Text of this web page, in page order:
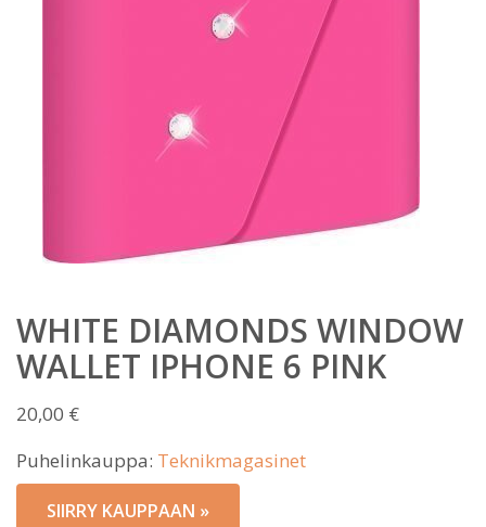
WHITE DIAMONDS WINDOW
WALLET IPHONE 6 PINK
20,00 €
Puhelinkauppa: Teknikmagasinet
SIIRRY KAUPPAAN »